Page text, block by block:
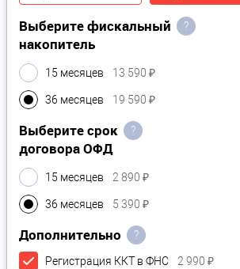
?
Выберите фискальный
накопитель
15 месяцев 13 590 ₽
36 месяцев 19 590 ₽
?
Выберите срок
договора ОФД
15 месяцев 2 890 ₽
36 месяцев 5 390 ₽
?
Дополнительно
Регистрация ККТ в ФНС 2 990 ₽